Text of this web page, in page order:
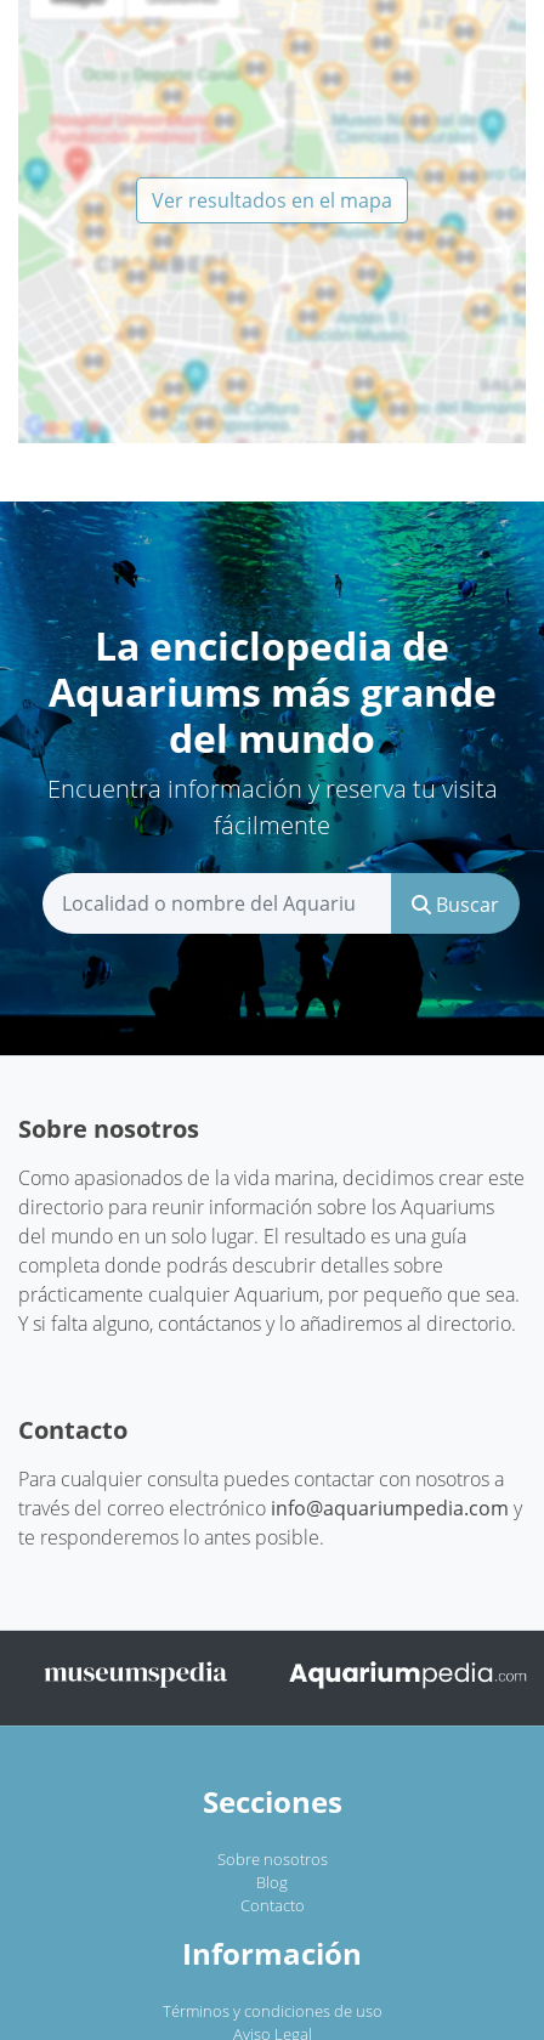
Ver resultados en el mapa
La enciclopedia de
Aquariums más grande
del mundo
Encuentra información y reserva tu visita
fácilmente
Buscar
Sobre nosotros
Como apasionados de la vida marina, decidimos crear este
directorio para reunir información sobre los Aquariums
del mundo en un solo lugar. El resultado es una guía
completa donde podrás descubrir detalles sobre
prácticamente cualquier Aquarium, por pequeño que sea.
Y si falta alguno, contáctanos y lo añadiremos al directorio.
Contacto
Para cualquier consulta puedes contactar con nosotros a
través del correo electrónico info@aquariumpedia.com y
te responderemos lo antes posible.
Secciones
Sobre nosotros
Blog
Contacto
Información
Términos y condiciones de uso
Aviso Legal